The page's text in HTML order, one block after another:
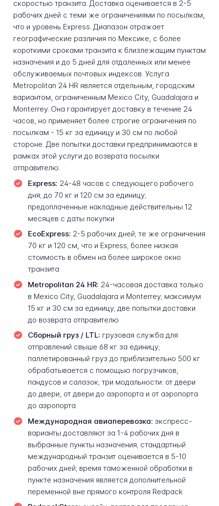
скоростью транзита. Доставка оценивается в 2-5
рабочих дней с теми же ограничениями по посылкам,
что и уровень Express. Диапазон отражает
географические различия по Мексике, с более
короткими сроками транзита к близлежащим пунктам
назначения и до 5 дней для отдаленных или менее
обслуживаемых почтовых индексов. Услуга
Metropolitan 24 HR является отдельным, городским
вариантом, ограниченным Mexico City, Guadalajara и
Monterrey. Она гарантирует доставку в течение 24
часов, но применяет более строгие ограничения по
посылкам - 15 кг за единицу и 30 см по любой
стороне. Две попытки доставки предпринимаются в
рамках этой услуги до возврата посылки
отправителю.
Express: 24-48 часов с следующего рабочего
дня; до 70 кг и 120 см за единицу;
предоплаченные накладные действительны 12
месяцев с даты покупки
EcoExpress: 2-5 рабочих дней; те же ограничения
70 кг и 120 см, что и Express; более низкая
стоимость в обмен на более широкое окно
транзита
Metropolitan 24 HR: 24-часовая доставка только
в Mexico City, Guadalajara и Monterrey; максимум
15 кг и 30 см за единицу; две попытки доставки
до возврата отправителю
Сборный груз / LTL: грузовая служба для
отправлений свыше 68 кг за единицу;
паллетированный груз до приблизительно 500 кг
обрабатывается с помощью погрузчиков,
пандусов и салазок; три модальности: от двери
до двери, от двери до аэропорта и от аэропорта
до аэропорта
Международная авиаперевозка: экспресс-
варианты доставляют за 1-4 рабочих дня в
выбранные пункты назначения; стандартный
международный транзит оценивается в 5-10
рабочих дней; время таможенной обработки в
пункте назначения является дополнительной
переменной вне прямого контроля Redpack